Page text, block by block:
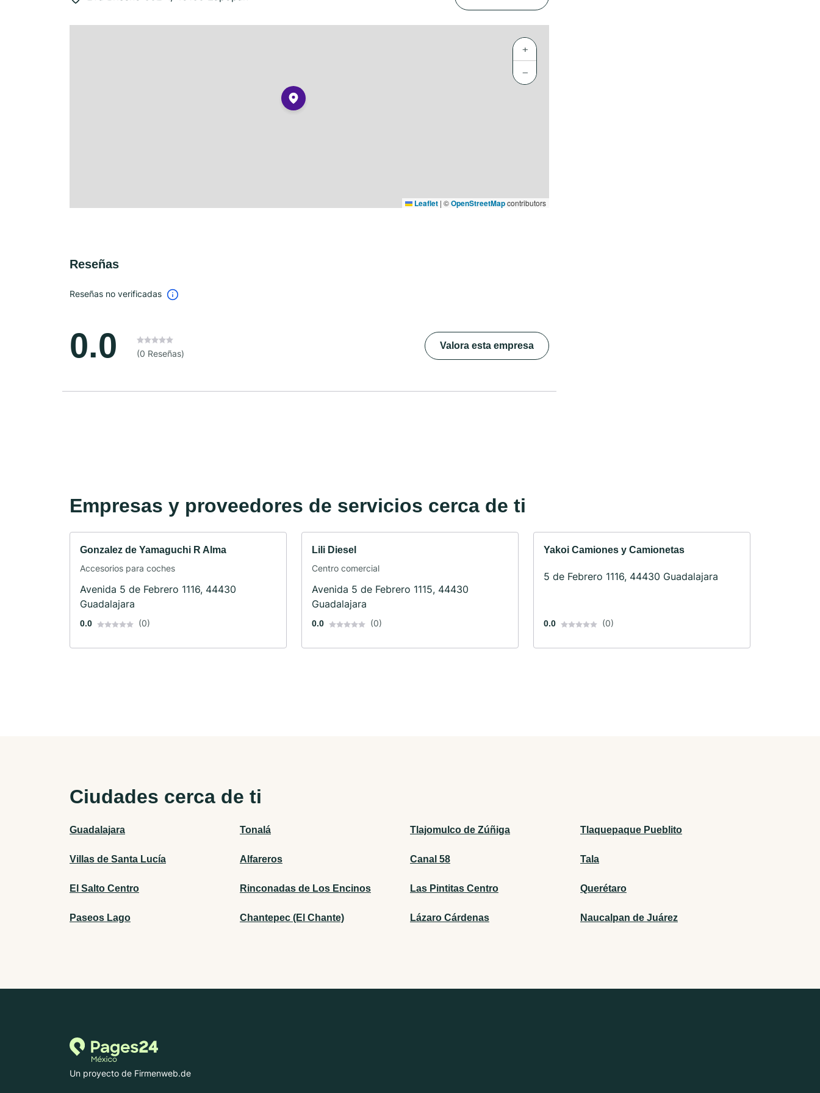
+
−
Leaflet | ©OpenStreetMapcontributors
Reseñas
Reseñas no verificadas
0.0 (0 Reseñas)
Valora esta empresa
Empresas y proveedores de servicios cerca de ti
Gonzalez de Yamaguchi R Alma
Accesorios para coches
Avenida 5 de Febrero 1116, 44430
Guadalajara
0.0 (0)
Lili Diesel
Centro comercial
Avenida 5 de Febrero 1115, 44430
Guadalajara
0.0 (0)
Yakoi Camiones y Camionetas
5 de Febrero 1116, 44430 Guadalajara
0.0 (0)
Ciudades cerca de ti
Guadalajara Tonalá Tlajomulco de Zúñiga Tlaquepaque Pueblito
Villas de Santa Lucía Alfareros Canal 58 Tala
El Salto Centro Rinconadas de Los Encinos Las Pintitas Centro Querétaro
Paseos Lago Chantepec (El Chante) Lázaro Cárdenas Naucalpan de Juárez
Un proyecto de Firmenweb.de